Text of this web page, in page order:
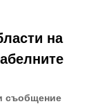
на
съобщение